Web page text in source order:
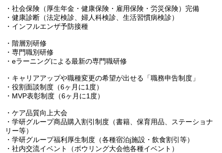
・社会保険（厚生年金・健康保険・雇用保険・労災保険）完備
・健康診断（法定検診、婦人科検診、生活習慣病検診）
・インフルエンザ予防接種
・階層別研修
・専門職別研修
・eラーニングによる最新の専門職研修
・キャリアアップや職種変更の希望が出せる「職務申告制度」
・役割面談制度（6ヶ月に1度）
・MVP表彰制度（6ヶ月に1度）
・ケア品質向上大会
・学研グループ商品購入割引制度（書籍、保育用品、ステーショナ
リー等）
・学研グループ福利厚生制度（各種宿泊j施設・飲食割引等）
・社内交流イベント（ボウリング大会他各種イベント）